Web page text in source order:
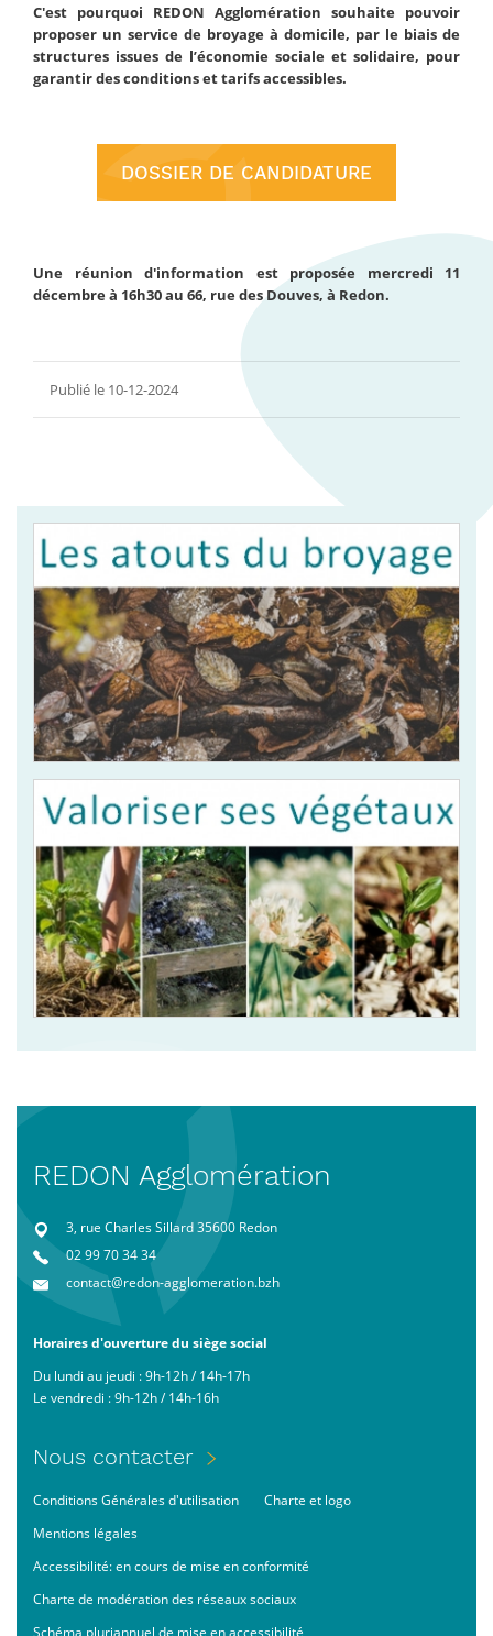
C'est pourquoi REDON Agglomération souhaite pouvoir
proposer un service de broyage à domicile, par le biais de
structures issues de l’économie sociale et solidaire, pour
garantir des conditions et tarifs accessibles.
DOSSIER DE CANDIDATURE
Une réunion d'information est proposée mercredi 11
décembre à 16h30 au 66, rue des Douves, à Redon.
Publié le 10-12-2024
REDON Agglomération
3, rue Charles Sillard 35600 Redon
02 99 70 34 34
contact@redon-agglomeration.bzh
Horaires d'ouverture du siège social
Du lundi au jeudi : 9h-12h / 14h-17h
Le vendredi : 9h-12h / 14h-16h
Menu
de
page
Nous contacter
Footer
bas
Conditions Générales d'utilisation
Charte et logo
Mentions légales
Accessibilité: en cours de mise en conformité
Charte de modération des réseaux sociaux